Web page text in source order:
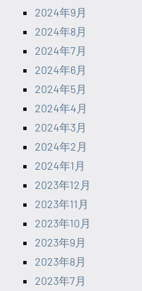
2024年9月
2024年8月
2024年7月
2024年6月
2024年5月
2024年4月
2024年3月
2024年2月
2024年1月
2023年12月
2023年11月
2023年10月
2023年9月
2023年8月
2023年7月